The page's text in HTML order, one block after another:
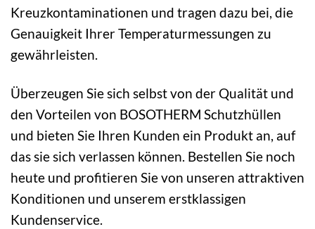
Kreuzkontaminationen und tragen dazu bei, die
Genauigkeit Ihrer Temperaturmessungen zu
gewährleisten.
Überzeugen Sie sich selbst von der Qualität und
den Vorteilen von BOSOTHERM Schutzhüllen
und bieten Sie Ihren Kunden ein Produkt an, auf
das sie sich verlassen können. Bestellen Sie noch
heute und profitieren Sie von unseren attraktiven
Konditionen und unserem erstklassigen
Kundenservice.